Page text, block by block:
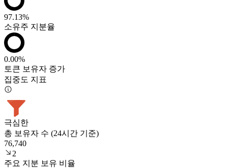
97.13%
소유주 지분율
0.00%
토큰 보유자 증가
집중도 지표
극심한
총 보유자 수 (24시간 기준)
76,740
2
주요 지분 보유 비율